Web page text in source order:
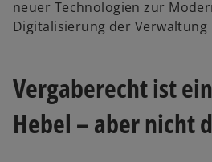
neuer Technologien zur
Digitalisierung der
Vergaberecht ist
Hebel – aber nicht